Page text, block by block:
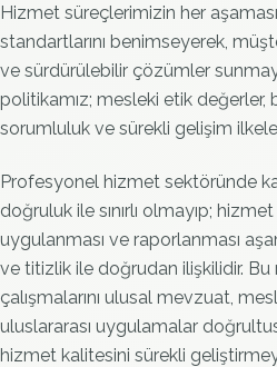
Hizmet süreçlerimizin her
standartlarını benimseyerek,
ve sürdürülebilir çözümler
politikamız; mesleki etik değerler,
sorumluluk ve sürekli gelişim
Profesyonel hizmet sektöründe
doğruluk ile sınırlı olmayıp;
uygulanması ve raporlanması
ve titizlik ile doğrudan ilişkilidir. Bu
çalışmalarını ulusal mevzuat,
uluslararası uygulamalar
hizmet kalitesini sürekli